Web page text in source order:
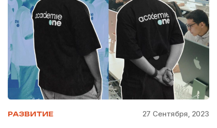
РАЗВИТИЕ 27 Сентября, 2023